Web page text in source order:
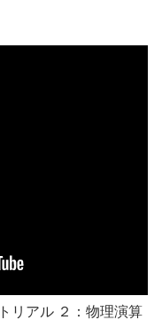
リアル ２：物理演算